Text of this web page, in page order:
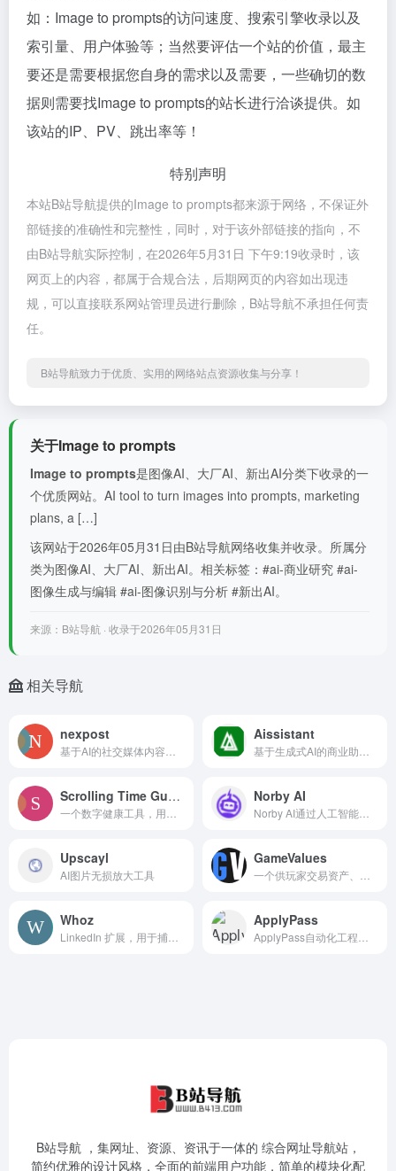
如：Image to prompts的访问速度、搜索引擎收录以及
索引量、用户体验等；当然要评估一个站的价值，最主
要还是需要根据您自身的需求以及需要，一些确切的数
据则需要找Image to prompts的站长进行洽谈提供。如
该站的IP、PV、跳出率等！
特别声明
本站B站导航提供的Image to prompts都来源于网络，不保证外
部链接的准确性和完整性，同时，对于该外部链接的指向，不
由B站导航实际控制，在2026年5月31日 下午9:19收录时，该
网页上的内容，都属于合规合法，后期网页的内容如出现违
规，可以直接联系网站管理员进行删除，B站导航不承担任何责
任。
B站导航致力于优质、实用的网络站点资源收集与分享！
关于Image to prompts
Image to prompts是图像AI、大厂AI、新出AI分类下收录的一
个优质网站。AI tool to turn images into prompts, marketing
plans, a […]
该网站于2026年05月31日由B站导航网络收集并收录。所属分
类为图像AI、大厂AI、新出AI。相关标签：#ai-商业研究 #ai-
图像生成与编辑 #ai-图像识别与分析 #新出AI。
来源：B站导航 · 收录于2026年05月31日
相关导航
nexpost Aissistant
Scrolling Time Guardian Norby AI
Upscayl
AI图片无损放大工具
GameValues
Whoz ApplyPass
B站导航 ，集网址、资源、资讯于一体的 综合网址导航站，
简约优雅的设计风格，全面的前端用户功能，简单的模块化配